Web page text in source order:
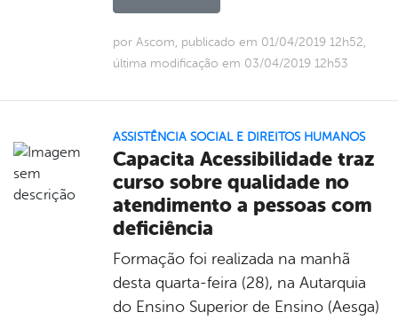
por Ascom, publicado em 01/04/2019 12h52,
última modificação em 03/04/2019 12h53
ASSISTÊNCIA SOCIAL E DIREITOS HUMANOS
Capacita Acessibilidade traz
curso sobre qualidade no
atendimento a pessoas com
deficiência
Formação foi realizada na manhã
desta quarta-feira (28), na Autarquia
do Ensino Superior de Ensino (Aesga)